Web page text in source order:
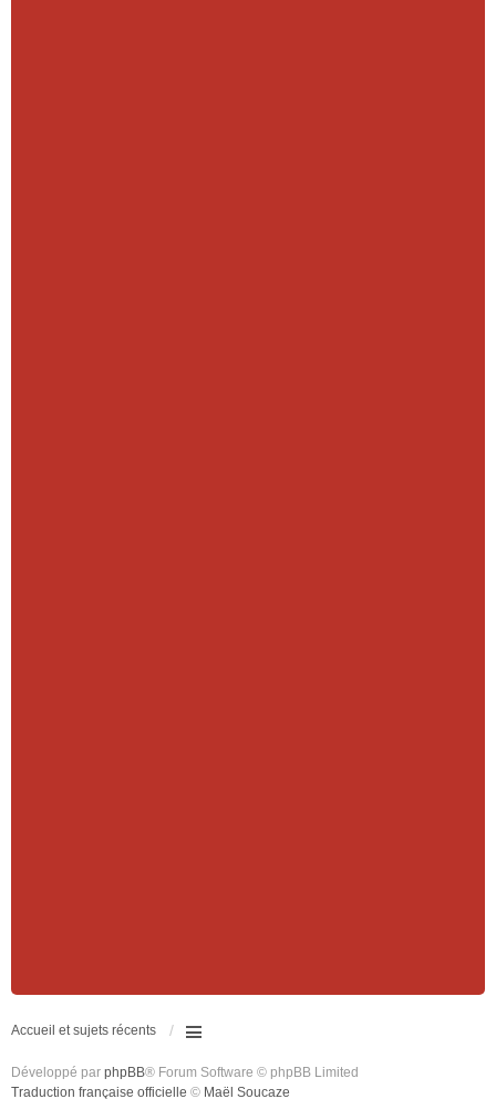
Accueil et sujets récents
Développé par phpBB® Forum Software © phpBB Limited
Traduction française officielle © Maël Soucaze